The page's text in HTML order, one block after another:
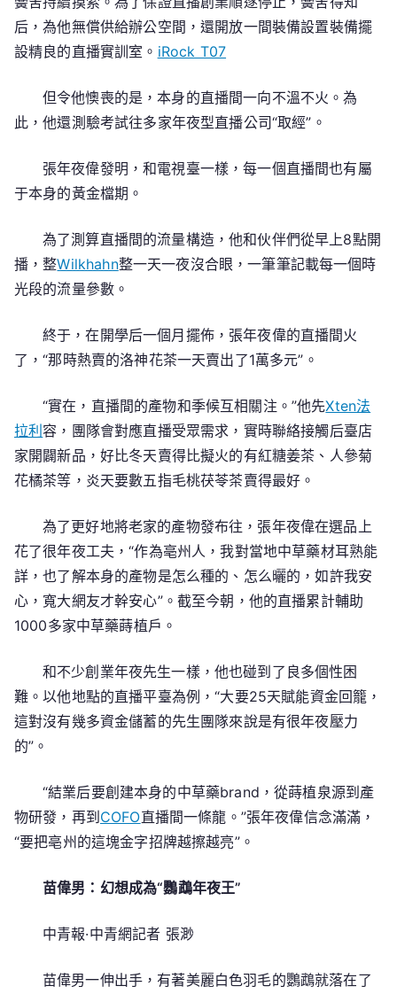
后，為他無償供給辦公空間，還開放一間裝備設置裝備擺
設精良的直播實訓室。 iRock T07
但令他懊喪的是，本身的直播間一向不溫不火。為
此，他還測驗考試往多家年夜型直播公司“取經”。
張年夜偉發明，和電視臺一樣，每一個直播間也有屬
于本身的黃金檔期。
為了測算直播間的流量構造，他和伙伴們從早上8點開
播，整Wilkhahn整一天一夜沒合眼，一筆筆記載每一個時
光段的流量參數。
終于，在開學后一個月擺佈，張年夜偉的直播間火
了，“那時熱賣的洛神花茶一天賣出了1萬多元”。
“實在，直播間的產物和季候互相關注。”他先Xten法
拉利容，團隊會對應直播受眾需求，實時聯絡接觸后臺店
家開闢新品，好比冬天賣得比擬火的有紅糖姜茶、人參菊
花橘茶等，炎天要數五指毛桃茯苓茶賣得最好。
為了更好地將老家的產物發布往，張年夜偉在選品上
花了很年夜工夫，“作為亳州人，我對當地中草藥材耳熟能
詳，也了解本身的產物是怎么種的、怎么曬的，如許我安
心，寬大網友才幹安心”。截至今朝，他的直播累計輔助
1000多家中草藥蒔植戶。
和不少創業年夜先生一樣，他也碰到了良多個性困
難。以他地點的直播平臺為例，“大要25天賦能資金回籠，
這對沒有幾多資金儲蓄的先生團隊來說是有很年夜壓力
的”。
“結業后要創建本身的中草藥brand，從蒔植泉源到產
物研發，再到COFO直播間一條龍。”張年夜偉信念滿滿，
“要把亳州的這塊金字招牌越擦越亮”。
苗偉男：幻想成為“鸚鵡年夜王”
中青報·中青網記者 張渺
苗偉男一伸出手，有著美麗白色羽毛的鸚鵡就落在了